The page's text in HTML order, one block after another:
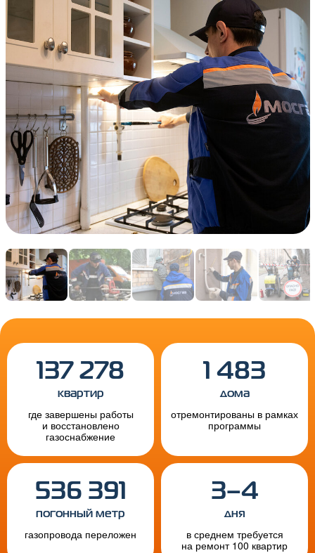
137 278
квартир
где завершены работы
и восстановлено
газоснабжение
1 483
дома
отремонтированы в рамках
программы
536 391
погонный метр
газопровода переложен
3–4
дня
в среднем требуется
на ремонт 100 квартир